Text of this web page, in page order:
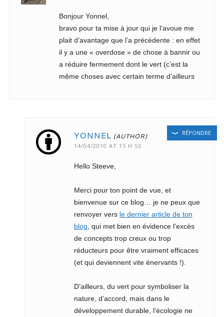
Bonjour Yonnel,
bravo pour ta mise à jour qui je l’avoue me
plait d’avantage que l’a précédente : en effet
il y a une « overdose » de chose à bannir ou
a réduire fermement dont le vert (c’est la
même choses avec certain terme d’ailleurs
YONNEL
14/04/2010 AT 15 H 53
Hello Steeve,
Merci pour ton point de vue, et
bienvenue sur ce blog… je ne peux que
renvoyer vers le dernier article de ton
blog , qui met bien en évidence l’excès
de concepts trop creux ou trop
réducteurs pour être vraiment efficaces
(et qui deviennent vite énervants !).
D’ailleurs, du vert pour symboliser la
nature, d’accord, mais dans le
développement durable, l’écologie ne
RÉPONDRE